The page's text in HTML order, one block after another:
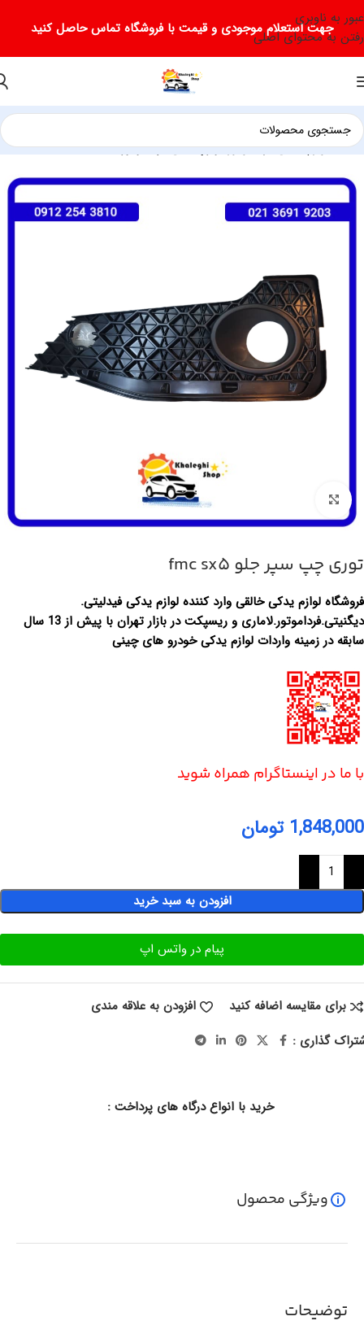
عبور به ناوبری
رفتن به محتوای اصلی
جهت استعلام موجودی و قیمت با فروشگاه تماس حاصل کنید
خانه لوازم یدکی فرداموتور لوازم یدکی فرداموتور SX5
توری چپ سپر جلو fmc sx5
فروشگاه لوازم یدکی خالقی وارد کننده لوازم یدکی فیدلیتی.
دیگنیتی.فرداموتور.لاماری و ریسپکت در بازار تهران با پیش از 13 سال
سابقه در زمینه واردات لوازم یدکی خودرو های چینی
با ما در اینستاگرام همراه شوید
1,848,000 تومان
افزودن به سبد خرید
پیام در واتس اپ
برای مقایسه اضافه کنید
افزودن به علاقه مندی
گذاری :
خرید با انواع درگاه های پرداخت :
توضیحات
ویژگی محصول